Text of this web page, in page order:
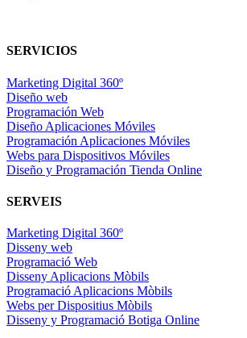
SERVICIOS
Marketing Digital 360º
Diseño web
Programación Web
Diseño Aplicaciones Móviles
Programación Aplicaciones Móviles
Webs para Dispositivos Móviles
Diseño y Programación Tienda Online
SERVEIS
Marketing Digital 360º
Disseny web
Programació Web
Disseny Aplicacions Mòbils
Programació Aplicacions Mòbils
Webs per Dispositius Mòbils
Disseny y Programació Botiga Online